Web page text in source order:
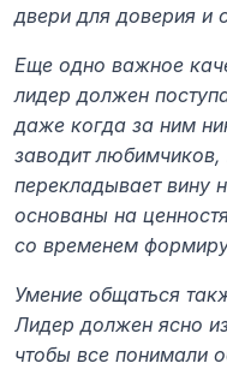
двери для доверия и
Еще одно важное
лидер должен
даже когда за ним
заводит любимчиков,
перекладывает вину
основаны на
со временем
Умение общаться
Лидер должен ясно
чтобы все понимали